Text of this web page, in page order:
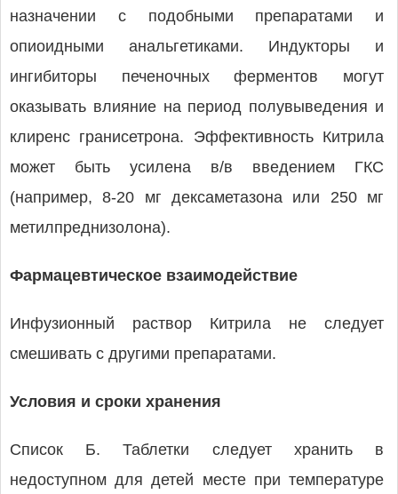
назначении с подобными препаратами и
опиоидными анальгетиками. Индукторы и
ингибиторы печеночных ферментов могут
оказывать влияние на период полувыведения и
клиренс гранисетрона. Эффективность Китрила
может быть усилена в/в введением ГКС
(например, 8-20 мг дексаметазона или 250 мг
метилпреднизолона).
Фармацевтическое взаимодействие
Инфузионный раствор Китрила не следует
смешивать с другими препаратами.
Условия и сроки хранения
Список Б. Таблетки следует хранить в
недоступном для детей месте при температуре